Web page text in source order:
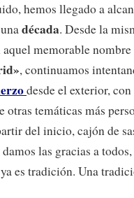
hemos llegado a
década. Desde la
memorable
, continuamos
desde el exterior,
otras temáticas más
del inicio, cajón de
las gracias a
es tradición. Una